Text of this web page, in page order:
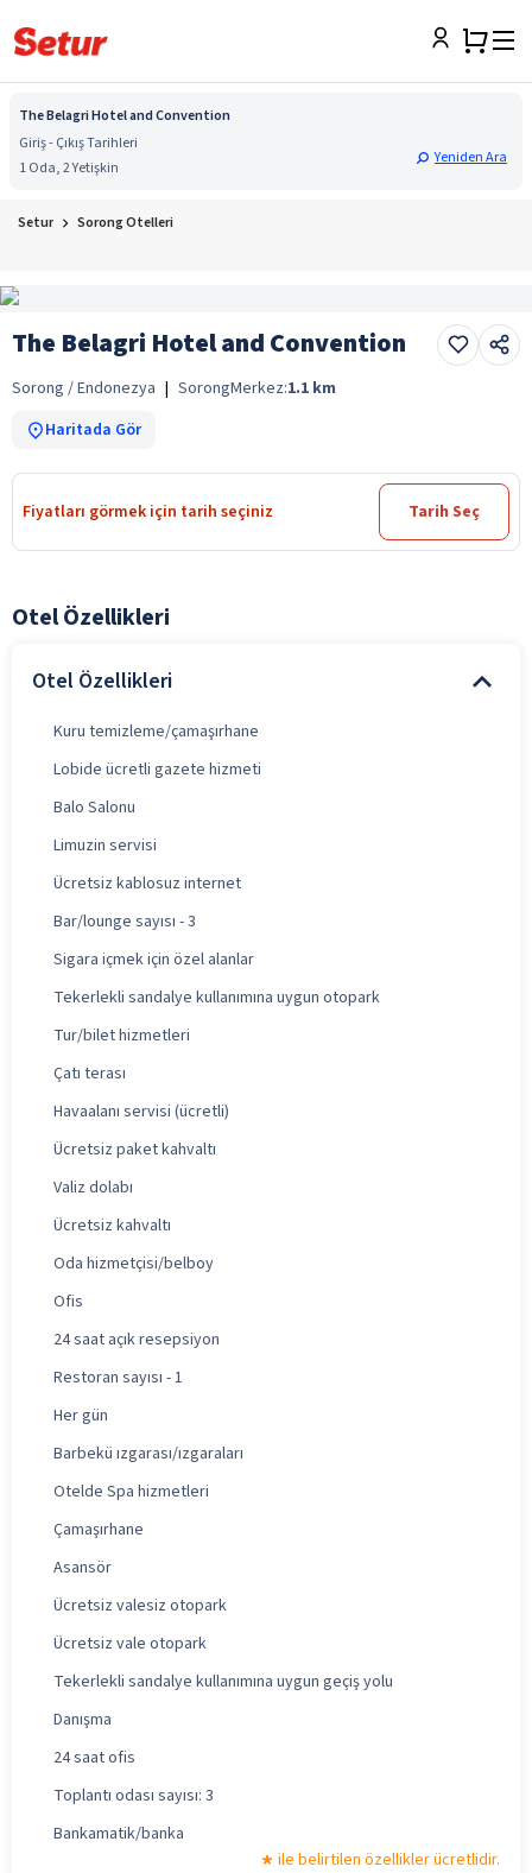
The Belagri Hotel and Convention
Giriş - Çıkış Tarihleri
1 Oda, 2 Yetişkin
Yeniden Ara
Setur Sorong Otelleri
The Belagri Hotel and Convention
Sorong / Endonezya | SorongMerkez:1.1 km
Haritada Gör
Fiyatları görmek için tarih seçiniz Tarih Seç
Otel Özellikleri
Otel Özellikleri
Kuru temizleme/çamaşırhane
Lobide ücretli gazete hizmeti
Balo Salonu
Limuzin servisi
Ücretsiz kablosuz internet
Bar/lounge sayısı - 3
Sigara içmek için özel alanlar
Tekerlekli sandalye kullanımına uygun otopark
Tur/bilet hizmetleri
Çatı terası
Havaalanı servisi (ücretli)
Ücretsiz paket kahvaltı
Valiz dolabı
Ücretsiz kahvaltı
Oda hizmetçisi/belboy
Ofis
24 saat açık resepsiyon
Restoran sayısı - 1
Her gün
Barbekü ızgarası/ızgaraları
Otelde Spa hizmetleri
Çamaşırhane
Asansör
Ücretsiz valesiz otopark
Ücretsiz vale otopark
Tekerlekli sandalye kullanımına uygun geçiş yolu
Danışma
24 saat ofis
Toplantı odası sayısı: 3
Bankamatik/banka
ile belirtilen özellikler ücretlidir.